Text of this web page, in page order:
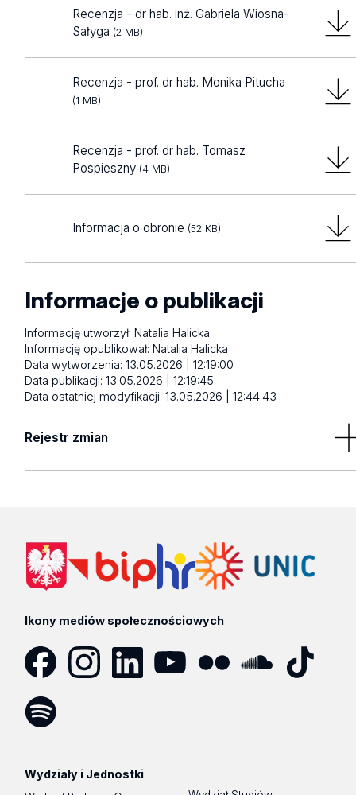
Recenzja - dr hab. inż. Gabriela Wiosna-
Sałyga (2 MB)
Recenzja - prof. dr hab. Monika Pitucha
(1 MB)
Recenzja - prof. dr hab. Tomasz
Pospieszny (4 MB)
Informacja o obronie (52 KB)
Informacje o publikacji
Informację utworzył:Natalia Halicka
Informację opublikował:Natalia Halicka
Data wytworzenia:13.05.2026 | 12:19:00
Data publikacji:13.05.2026 | 12:19:45
Data ostatniej modyfikacji:13.05.2026 | 12:44:43
Rejestr zmian
13.05.2026 | 12:19:45
Autor:Natalia Halicka
Ikony mediów społecznościowych
Wydziały i Jednostki